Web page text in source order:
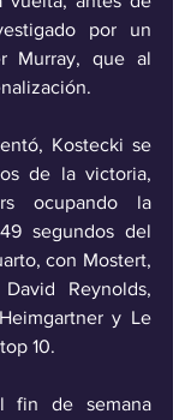
por un
Murray, que al
Kostecki se
de la victoria,
ocupando la
segundos del
con Mostert,
Reynolds,
y Le
10.
fin de semana